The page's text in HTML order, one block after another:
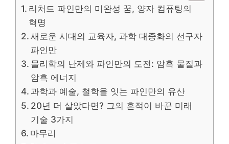
리처드 파인만의 미완성 꿈, 양자 컴퓨팅의
혁명
새로운 시대의 교육자, 과학 대중화의 선구자
파인만
물리학의 난제와 파인만의 도전: 암흑 물질과
암흑 에너지
과학과 예술, 철학을 잇는 파인만의 유산
20년 더 살았다면? 그의 흔적이 바꾼 미래
기술 3가지
마무리